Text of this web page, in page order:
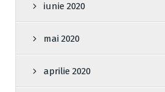
iunie 2020
mai 2020
aprilie 2020